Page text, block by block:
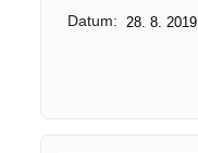
Datum: 28. 8. 2019